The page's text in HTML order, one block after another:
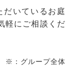
だいているお庭
軽にご相談くだ
※：グループ全体